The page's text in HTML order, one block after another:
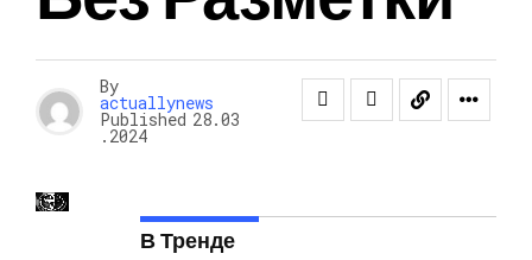
By
actuallynews
Published 28.03
.2024
В Тренде